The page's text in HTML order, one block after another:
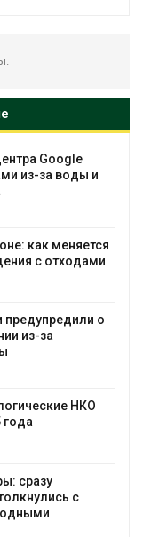
Google
из-за воды и
как меняется
с отходами
предупредили о
из-за
НКО
года
сразу
с